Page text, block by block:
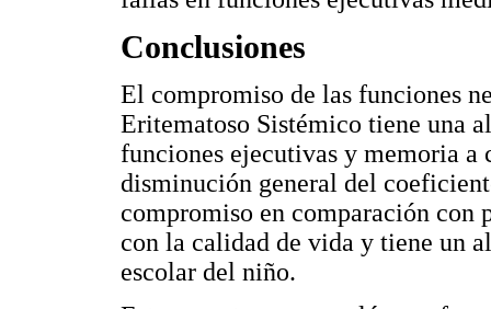
Conclusiones
El compromiso de las funciones
Eritematoso Sistémico tiene una
funciones ejecutivas y memoria a
disminución general del
compromiso en comparación con
con la calidad de vida y tiene un
escolar del niño.